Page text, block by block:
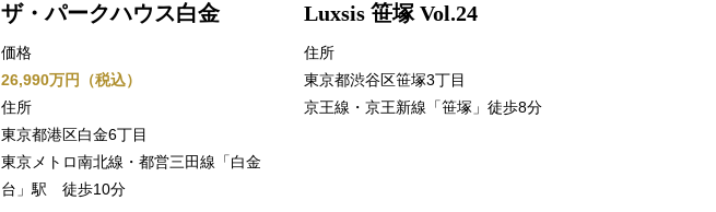
ザ・パークハウス白金
価格
26,990万円（税込）
住所
東京都港区白金6丁目
東京メトロ南北線・都営三田線「白金
台」駅 徒歩10分
Luxsis 笹塚 Vol.24
住所
東京都渋谷区笹塚3丁目
京王線・京王新線「笹塚」徒歩8分